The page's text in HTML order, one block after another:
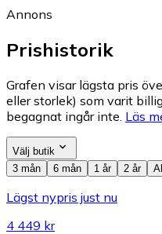
Annons
Prishistorik
Grafen visar lägsta pris
eller storlek) som varit
begagnat ingår inte. Läs
Välj butik
3 mån
6 mån 1 år 2 år
Lägst nypris just nu
4 449 kr